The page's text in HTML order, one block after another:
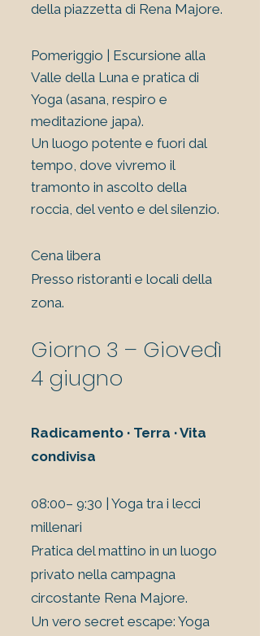
della piazzetta di Rena Majore.
Pomeriggio | Escursione alla
Valle della Luna e pratica di
Yoga (asana, respiro e
meditazione japa).
Un luogo potente e fuori dal
tempo, dove vivremo il
tramonto in ascolto della
roccia, del vento e del silenzio.
Cena libera
Presso ristoranti e locali della
zona.
Giorno 3 – Giovedì
4 giugno
Radicamento · Terra · Vita
condivisa
08:00– 9:30 | Yoga tra i lecci
millenari
Pratica del mattino in un luogo
privato nella campagna
circostante Rena Majore.
Un vero secret escape: Yoga